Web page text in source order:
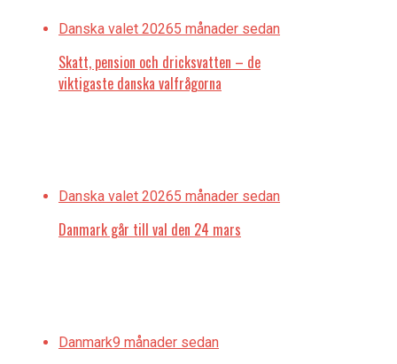
Danska valet 20265 månader sedan
Skatt, pension och dricksvatten – de
viktigaste danska valfrågorna
Danska valet 20265 månader sedan
Danmark går till val den 24 mars
Danmark9 månader sedan